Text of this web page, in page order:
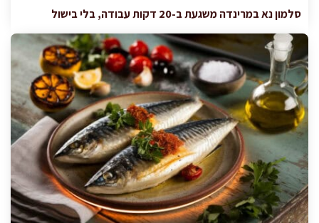
סלמון נא במרינדה משגעת ב-20 דקות עבודה, בלי בישול